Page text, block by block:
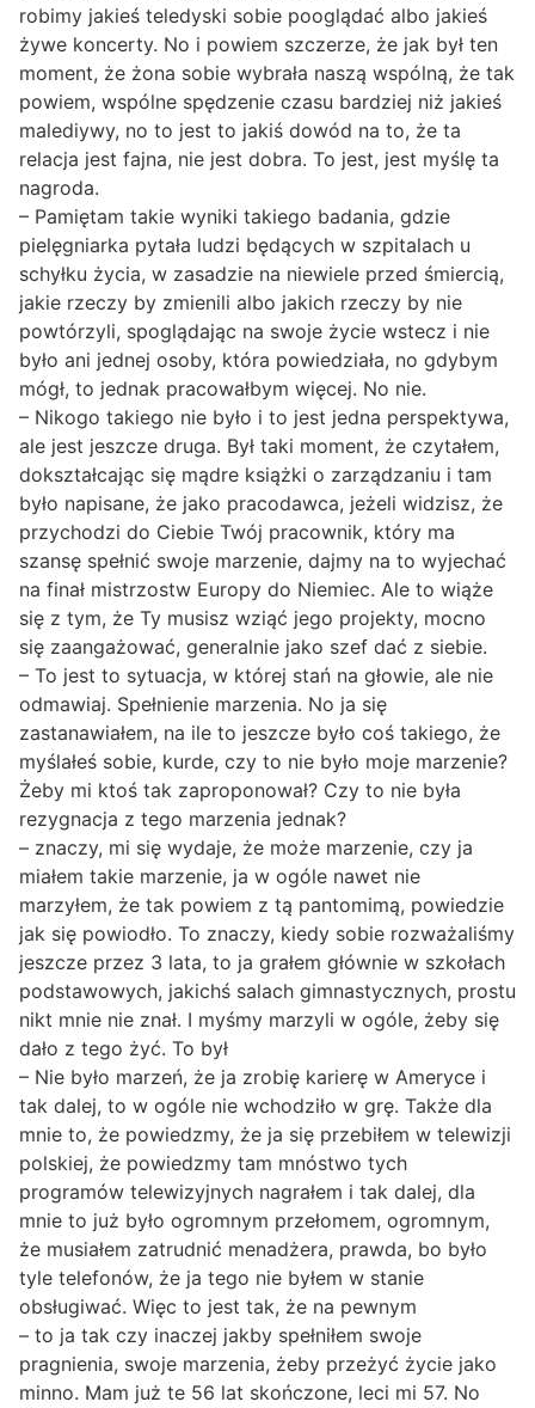
robimy jakieś teledyski sobie pooglądać albo jakieś
żywe koncerty. No i powiem szczerze, że jak był ten
moment, że żona sobie wybrała naszą wspólną, że tak
powiem, wspólne spędzenie czasu bardziej niż jakieś
malediywy, no to jest to jakiś dowód na to, że ta
relacja jest fajna, nie jest dobra. To jest, jest myślę ta
nagroda.
– Pamiętam takie wyniki takiego badania, gdzie
pielęgniarka pytała ludzi będących w szpitalach u
schyłku życia, w zasadzie na niewiele przed śmiercią,
jakie rzeczy by zmienili albo jakich rzeczy by nie
powtórzyli, spoglądając na swoje życie wstecz i nie
było ani jednej osoby, która powiedziała, no gdybym
mógł, to jednak pracowałbym więcej. No nie.
– Nikogo takiego nie było i to jest jedna perspektywa,
ale jest jeszcze druga. Był taki moment, że czytałem,
dokształcając się mądre książki o zarządzaniu i tam
było napisane, że jako pracodawca, jeżeli widzisz, że
przychodzi do Ciebie Twój pracownik, który ma
szansę spełnić swoje marzenie, dajmy na to wyjechać
na finał mistrzostw Europy do Niemiec. Ale to wiąże
się z tym, że Ty musisz wziąć jego projekty, mocno
się zaangażować, generalnie jako szef dać z siebie.
– To jest to sytuacja, w której stań na głowie, ale nie
odmawiaj. Spełnienie marzenia. No ja się
zastanawiałem, na ile to jeszcze było coś takiego, że
myślałeś sobie, kurde, czy to nie było moje marzenie?
Żeby mi ktoś tak zaproponował? Czy to nie była
rezygnacja z tego marzenia jednak?
– znaczy, mi się wydaje, że może marzenie, czy ja
miałem takie marzenie, ja w ogóle nawet nie
marzyłem, że tak powiem z tą pantomimą, powiedzie
jak się powiodło. To znaczy, kiedy sobie rozważaliśmy
jeszcze przez 3 lata, to ja grałem głównie w szkołach
podstawowych, jakichś salach gimnastycznych, prostu
nikt mnie nie znał. I myśmy marzyli w ogóle, żeby się
dało z tego żyć. To był
– Nie było marzeń, że ja zrobię karierę w Ameryce i
tak dalej, to w ogóle nie wchodziło w grę. Także dla
mnie to, że powiedzmy, że ja się przebiłem w telewizji
polskiej, że powiedzmy tam mnóstwo tych
programów telewizyjnych nagrałem i tak dalej, dla
mnie to już było ogromnym przełomem, ogromnym,
że musiałem zatrudnić menadżera, prawda, bo było
tyle telefonów, że ja tego nie byłem w stanie
obsługiwać. Więc to jest tak, że na pewnym
– to ja tak czy inaczej jakby spełniłem swoje
pragnienia, swoje marzenia, żeby przeżyć życie jako
minno. Mam już te 56 lat skończone, leci mi 57. No